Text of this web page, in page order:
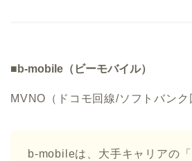
■b-mobile（ビーモバイル）
MVNO（ドコモ回線/ソフトバンク
b-mobileは、大手キャリアの